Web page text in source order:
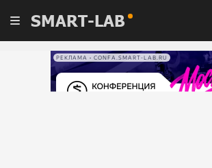
SMART-LAB
РЕКЛАМА • CONFA.SMART-LAB.RU